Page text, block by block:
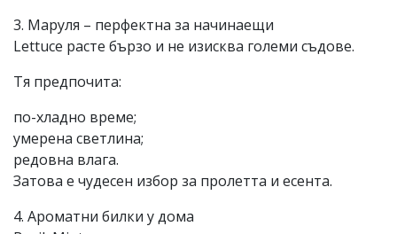
3. Маруля – перфектна за начинаещи
Lettuce расте бързо и не изисква големи съдове.
Тя предпочита:
по-хладно време;
умерена светлина;
редовна влага.
Затова е чудесен избор за пролетта и есента.
4. Ароматни билки у дома